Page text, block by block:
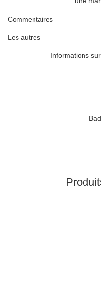
Commentaires
Les autres
Informations